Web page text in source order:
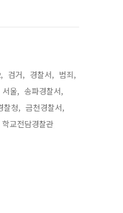
검거, 경찰서, 범죄,
서울, 송파경찰서,
찰청, 금천경찰서,
학교전담경찰관,